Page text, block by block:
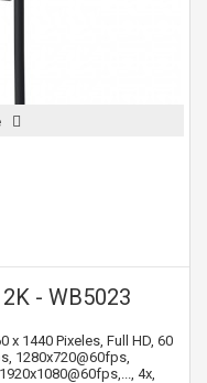
- WB5023
x 1440 Pixeles, Full HD, 60
1280x720@60fps,
4x,